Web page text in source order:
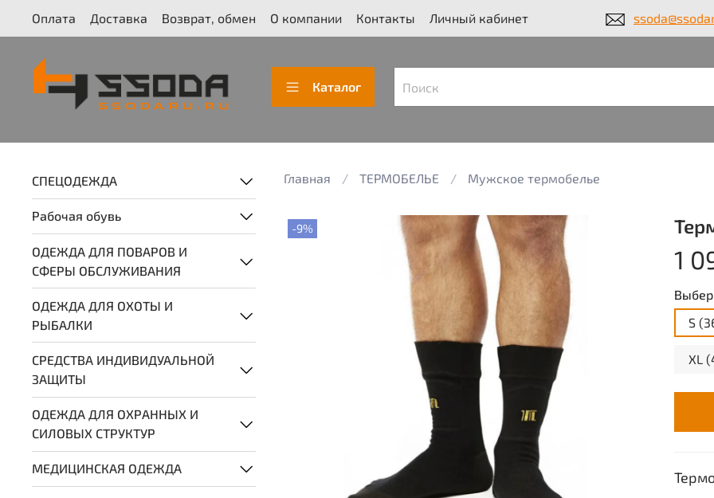
Оплата Доставка Возврат, обмен О компании Контакты Личный кабинет
Каталог
Главная ТЕРМОБЕЛЬЕ Мужское термобелье
-9%
1
S
XL
СПЕЦОДЕЖДА
Рабочая обувь
ОДЕЖДА ДЛЯ ПОВАРОВ И
СФЕРЫ ОБСЛУЖИВАНИЯ
ОДЕЖДА ДЛЯ ОХОТЫ И
РЫБАЛКИ
СРЕДСТВА ИНДИВИДУАЛЬНОЙ
ЗАЩИТЫ
ОДЕЖДА ДЛЯ ОХРАННЫХ И
СИЛОВЫХ СТРУКТУР
МЕДИЦИНСКАЯ ОДЕЖДА